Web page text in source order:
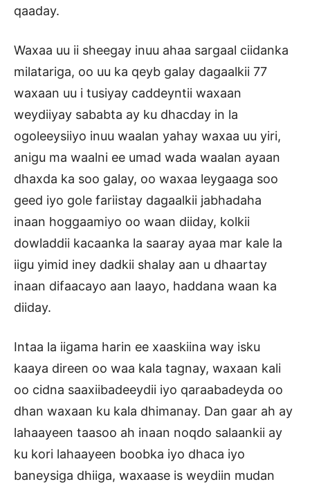
qaaday.
Waxaa uu ii sheegay inuu ahaa sargaal ciidanka
milatariga, oo uu ka qeyb galay dagaalkii 77
waxaan uu i tusiyay caddeyntii waxaan
weydiiyay sababta ay ku dhacday in la
ogoleeysiiyo inuu waalan yahay waxaa uu yiri,
anigu ma waalni ee umad wada waalan ayaan
dhaxda ka soo galay, oo waxaa leygaaga soo
geed iyo gole fariistay dagaalkii jabhadaha
inaan hoggaamiyo oo waan diiday, kolkii
dowladdii kacaanka la saaray ayaa mar kale la
iigu yimid iney dadkii shalay aan u dhaartay
inaan difaacayo aan laayo, haddana waan ka
diiday.
Intaa la iigama harin ee xaaskiina way isku
kaaya direen oo waa kala tagnay, waxaan kali
oo cidna saaxiibadeeydii iyo qaraabadeyda oo
dhan waxaan ku kala dhimanay. Dan gaar ah ay
lahaayeen taasoo ah inaan noqdo salaankii ay
ku kori lahaayeen boobka iyo dhaca iyo
baneysiga dhiiga, waxaase is weydiin mudan